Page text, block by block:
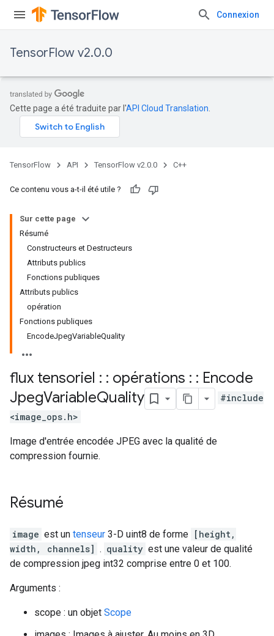
Connexion
TensorFlow v2.0.0
Cette page a été traduite par l'API Cloud Translation
TensorFlow API TensorFlow v2.0.0 C++
Ce contenu vous a-t-il été utile ?
Sur cette page
Résumé
Constructeurs et Destructeurs
Attributs publics
Fonctions publiques
Attributs publics
opération
Fonctions publiques
EncodeJpegVariableQuality
flux tensoriel : : opérations : : Encode
JpegVariableQuality
#include
<image_ops.h>
Image d'entrée encodée JPEG avec la qualité de
compression fournie.
Résumé
image est un tenseur 3-D uint8 de forme [height,
width, channels] . quality est une valeur de qualité
de compression jpeg int32 comprise entre 0 et 100.
Arguments :
scope : un objet Scope